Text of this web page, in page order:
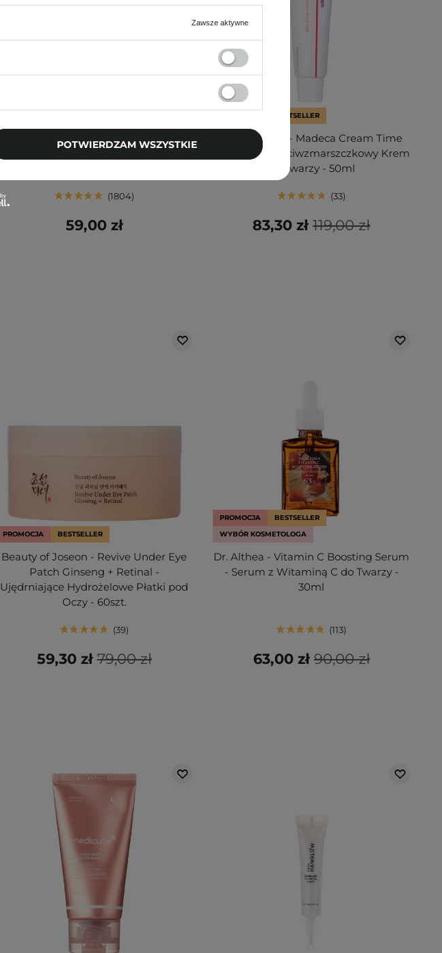
Exfoliating Toner - Tonik Peelingujący
1804
59,00 zł
BESTSELLER
Centellian24 - Madeca Cream Time
Reverse - Przeciwzmarszczkowy Krem
do Twarzy - 50ml
33
119,00 zł
83,30 zł
PROMOCJA BESTSELLER
Beauty of Joseon - Revive Under Eye
Patch Ginseng + Retinal -
Ujędrniające Hydrożelowe Płatki pod
Oczy - 60szt.
39
79,00 zł
59,30 zł
PROMOCJA
BESTSELLER
WYBÓR KOSMETOLOGA
Dr. Althea - Vitamin C Boosting Serum
- Serum z Witaminą C do Twarzy -
30ml
113
90,00 zł
63,00 zł
Zawsze aktywne
POTWIERDZAM WSZYSTKIE